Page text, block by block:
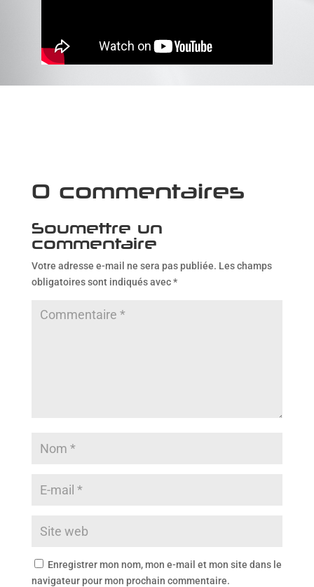
0 commentaires
Soumettre un
commentaire
Votre adresse e-mail ne sera pas publiée. Les champs
obligatoires sont indiqués avec*
Enregistrer mon nom, mon e-mail et mon site dans le
navigateur pour mon prochain commentaire.